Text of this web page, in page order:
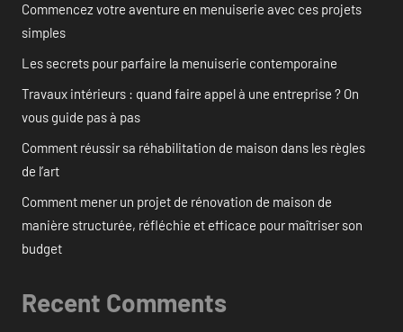
Commencez votre aventure en menuiserie avec ces projets
simples
Les secrets pour parfaire la menuiserie contemporaine
Travaux intérieurs : quand faire appel à une entreprise ? On
vous guide pas à pas
Comment réussir sa réhabilitation de maison dans les règles
de l’art
Comment mener un projet de rénovation de maison de
manière structurée, réfléchie et efficace pour maîtriser son
budget
Recent Comments